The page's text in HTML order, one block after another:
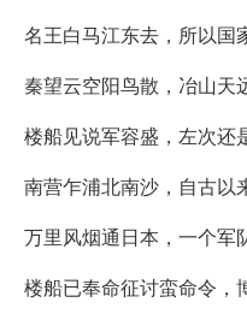
名王白马江东去，所以国
秦望云空阳鸟散，冶山天
楼船见说军容盛，左次还
南营乍浦北南沙，自古以
万里风烟通日本，一个军
楼船已奉命征讨蛮命令，